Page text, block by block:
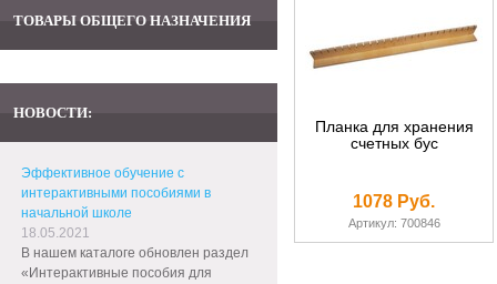
ТОВАРЫ ОБЩЕГО НАЗНАЧЕНИЯ
НОВОСТИ:
Эффективное обучение с
интерактивными пособиями в
начальной школе
18.05.2021
В нашем каталоге обновлен раздел
«Интерактивные пособия для
Планка для хранения
счетных бус
1078 Руб.
Артикул: 700846